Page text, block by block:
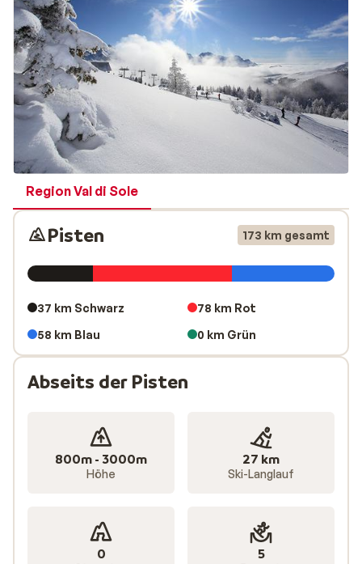
Region Val di Sole
Pisten 173 km gesamt
37 km Schwarz
78 km Rot
58 km Blau
0 km Grün
Abseits der Pisten
800m - 3000m
Höhe
27 km
Ski-Langlauf
0 5